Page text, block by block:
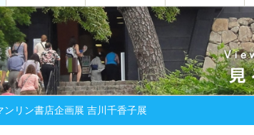
ンリン書店企画展 吉川千香子展